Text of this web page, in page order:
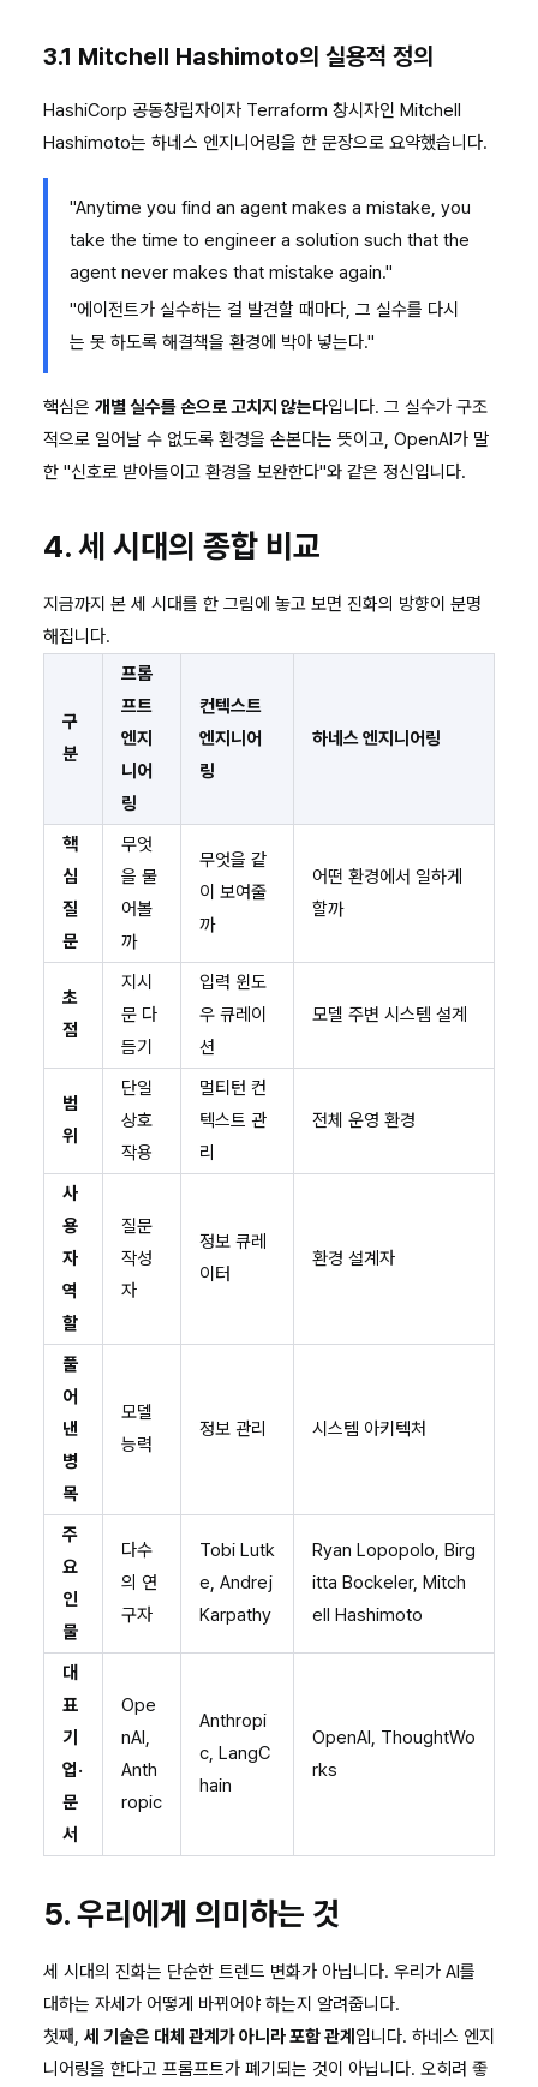
3.1 Mitchell Hashimoto의 실용적 정의
HashiCorp 공동창립자이자 Terraform 창시자인 Mitchell
Hashimoto는 하네스 엔지니어링을 한 문장으로 요약했습니다.
"Anytime you find an agent makes a mistake, you
take the time to engineer a solution such that the
agent never makes that mistake again."
"에이전트가 실수하는 걸 발견할 때마다, 그 실수를 다시
는 못 하도록 해결책을 환경에 박아 넣는다."
핵심은 개별 실수를 손으로 고치지 않는다입니다. 그 실수가 구조
적으로 일어날 수 없도록 환경을 손본다는 뜻이고, OpenAI가 말
한 "신호로 받아들이고 환경을 보완한다"와 같은 정신입니다.
4. 세 시대의 종합 비교
지금까지 본 세 시대를 한 그림에 놓고 보면 진화의 방향이 분명
해집니다.
구
분
프롬
프트
엔지
니어
링
컨텍스트
엔지니어
링
하네스 엔지니어링
핵
심
질
문
무엇
을 물
어볼
까
무엇을 같
이 보여줄
까
어떤 환경에서 일하게
할까
초
점
지시
문 다
듬기
입력 윈도
우 큐레이
션
모델 주변 시스템 설계
범
위
단일
상호
작용
멀티턴 컨
텍스트 관
리
전체 운영 환경
사
용
자
역
할
질문
작성
자
정보 큐레
이터
환경 설계자
풀
어
낸
병
목
모델
능력
정보 관리 시스템 아키텍처
주
요
인
물
다수
의 연
구자
Tobi Lutk
e, Andrej
Karpathy
Ryan Lopopolo, Birg
itta Bockeler, Mitch
ell Hashimoto
대
표
기
업·
문
서
Ope
nAI,
Anth
ropic
Anthropi
c, LangC
hain
OpenAI, ThoughtWo
rks
5. 우리에게 의미하는 것
세 시대의 진화는 단순한 트렌드 변화가 아닙니다. 우리가 AI를
대하는 자세가 어떻게 바뀌어야 하는지 알려줍니다.
첫째, 세 기술은 대체 관계가 아니라 포함 관계 입니다. 하네스 엔지
니어링을 한다고 프롬프트가 폐기되는 것이 아닙니다. 오히려 좋